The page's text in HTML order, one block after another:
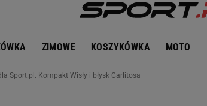
ZIMOWE KOSZYKÓWKA MOTO
Sport.pl. Kompakt Wisły i błysk Carlitosa